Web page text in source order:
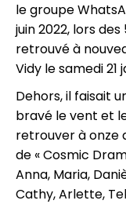
le groupe
juin 2022, lors
retrouvé à
Vidy le samedi 21
Dehors, il faisait
bravé le vent et
retrouver à onze
de « Cosmic
Anna, Maria,
Cathy, Arlette,